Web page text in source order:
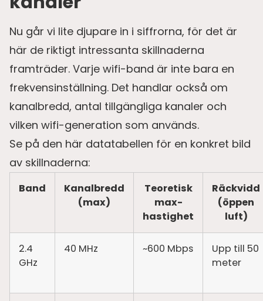
Nu går vi lite djupare in i siffrorna, för det är
här de riktigt intressanta skillnaderna
framträder. Varje wifi-band är inte bara en
frekvensinställning. Det handlar också om
kanalbredd, antal tillgängliga kanaler och
vilken wifi-generation som används.
Se på den här datatabellen för en konkret bild
av skillnaderna:
Band
Kanalbredd
(max)
Teoretisk
max-
hastighet
Räckvidd
(öppen
luft)
2.4
GHz
40 MHz ~600 Mbps
Upp till 50
meter